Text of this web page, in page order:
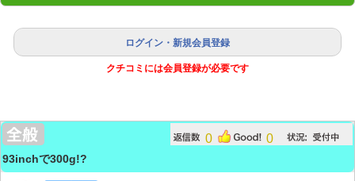
ログイン・新規会員登録
クチコミには会員登録が必要です
0 0
93inchで300g!?